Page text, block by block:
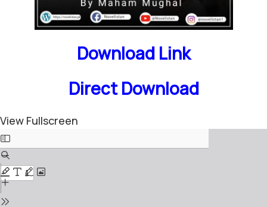
Download Link
Direct Download
View Fullscreen